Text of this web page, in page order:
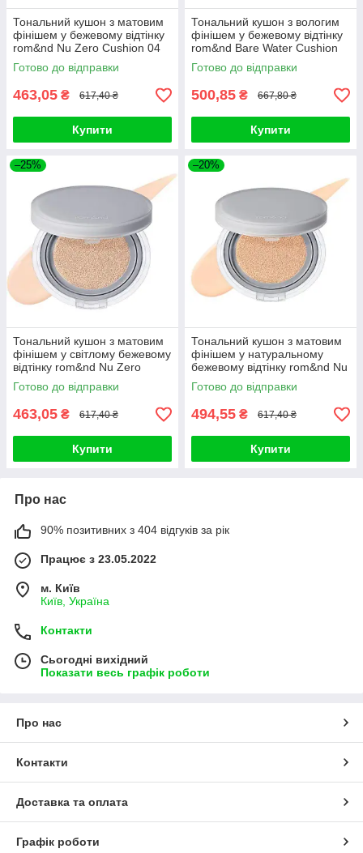
Тональний кушон з матовим
фінішем у бежевому відтінку
rom&nd Nu Zero Cushion 04
Beige 23 SPF24 PA++
Готово до відправки
463,05 ₴ 617,40 ₴
Купити
Тональний кушон з вологим
фінішем у бежевому відтінку
rom&nd Bare Water Cushion
04 Beige 23 SPF38 PA
Готово до відправки
500,85 ₴ 667,80 ₴
Купити
–25%
Тональний кушон з матовим
фінішем у світлому бежевому
відтінку rom&nd Nu Zero
Cushion 02 Pure 21 SPF
Готово до відправки
463,05 ₴ 617,40 ₴
Купити
–20%
Тональний кушон з матовим
фінішем у натуральному
бежевому відтінку rom&nd Nu
Zero Cushion 03 Natural
Готово до відправки
494,55 ₴ 617,40 ₴
Купити
Про нас
90% позитивних з 404 відгуків за рік
Працює з 23.05.2022
м. Київ
Київ, Україна
Контакти
Сьогодні вихідний
Показати весь графік роботи
Про нас
Контакти
Доставка та оплата
Графік роботи